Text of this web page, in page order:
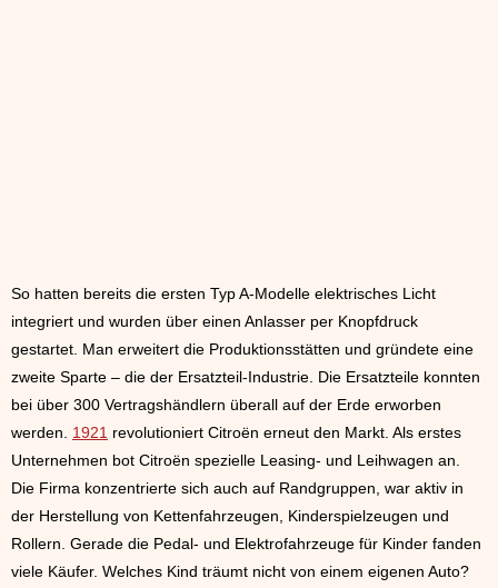
So hatten bereits die ersten Typ A-Modelle elektrisches Licht
integriert und wurden über einen Anlasser per Knopfdruck
gestartet. Man erweitert die Produktionsstätten und gründete eine
zweite Sparte – die der Ersatzteil-Industrie. Die Ersatzteile konnten
bei über 300 Vertragshändlern überall auf der Erde erworben
werden. 1921 revolutioniert Citroën erneut den Markt. Als erstes
Unternehmen bot Citroën spezielle Leasing- und Leihwagen an.
Die Firma konzentrierte sich auch auf Randgruppen, war aktiv in
der Herstellung von Kettenfahrzeugen, Kinderspielzeugen und
Rollern. Gerade die Pedal- und Elektrofahrzeuge für Kinder fanden
viele Käufer. Welches Kind träumt nicht von einem eigenen Auto?